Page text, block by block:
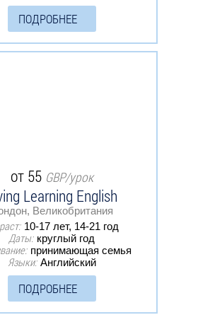
ПОДРОБНЕЕ
от 55 GBP/урок
Learning English
Великобритания
10-17 лет, 14-21 год
Даты: круглый год
принимающая семья
Языки: Английский
ПОДРОБНЕЕ